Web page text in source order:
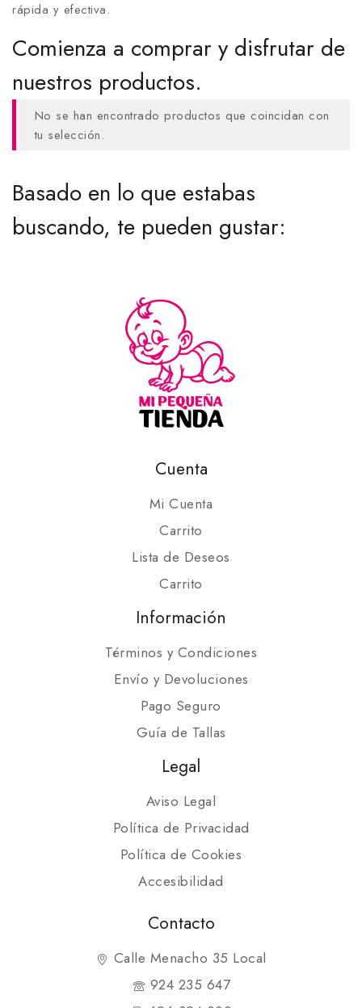
rápida y efectiva.
Comienza a comprar y disfrutar de
nuestros productos.
No se han encontrado productos que coincidan con
tu selección.
Basado en lo que estabas
buscando, te pueden gustar:
Cuenta
Mi Cuenta
Carrito
Lista de Deseos
Carrito
Información
Términos y Condiciones
Envío y Devoluciones
Pago Seguro
Guía de Tallas
Legal
Aviso Legal
Política de Privacidad
Política de Cookies
Accesibilidad
Contacto
Calle Menacho 35 Local
924 235 647